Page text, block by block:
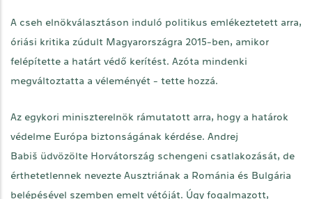
A cseh elnökválasztáson induló politikus emlékeztetett arra,
óriási kritika zúdult Magyarországra 2015-ben, amikor
felépítette a határt védő kerítést. Azóta mindenki
megváltoztatta a véleményét - tette hozzá.
Az egykori miniszterelnök rámutatott arra, hogy a határok
védelme Európa biztonságának kérdése. Andrej
Babiš üdvözölte Horvátország schengeni csatlakozását, de
érthetetlennek nevezte Ausztriának a Románia és Bulgária
belépésével szemben emelt vétóját. Úgy fogalmazott,